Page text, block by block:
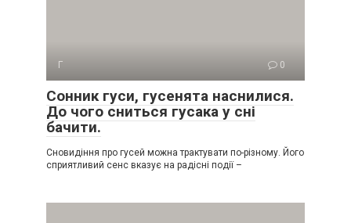
Г 0
Сонник гуси, гусенята наснилися.
До чого сниться гусака у сні
бачити.
Сновидіння про гусей можна трактувати по-різному. Його
сприятливий сенс вказує на радісні події –